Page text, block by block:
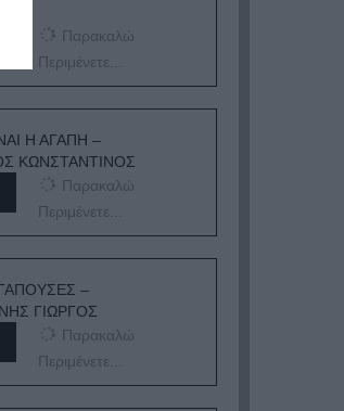
Παρακαλώ
Περιμένετε...
Η ΑΓΑΠΗ –
ΚΩΝΣΤΑΝΤΙΝΟΣ
Παρακαλώ
Περιμένετε...
–
ΓΙΩΡΓΟΣ
Παρακαλώ
Περιμένετε...